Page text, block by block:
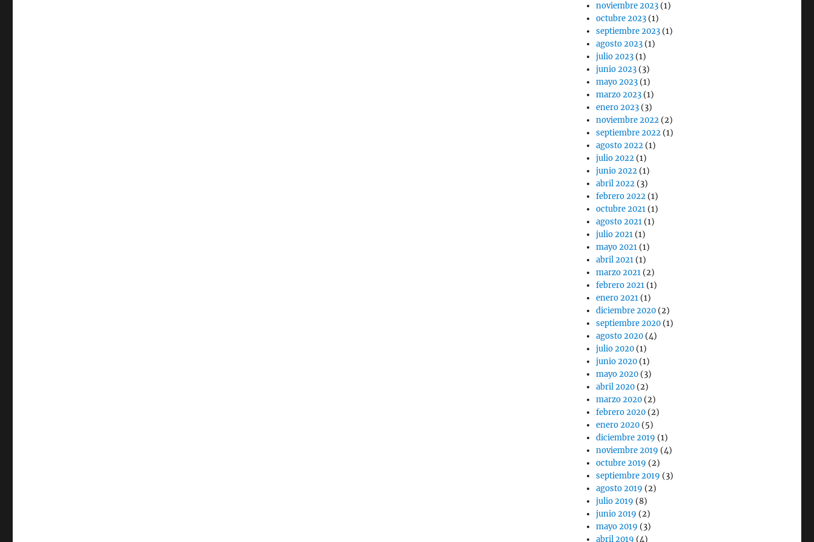
noviembre 2023 (1)
octubre 2023 (1)
septiembre 2023 (1)
agosto 2023 (1)
julio 2023 (1)
junio 2023 (3)
mayo 2023 (1)
marzo 2023 (1)
enero 2023 (3)
noviembre 2022 (2)
septiembre 2022 (1)
agosto 2022 (1)
julio 2022 (1)
junio 2022 (1)
abril 2022 (3)
febrero 2022 (1)
octubre 2021 (1)
agosto 2021 (1)
julio 2021 (1)
mayo 2021 (1)
abril 2021 (1)
marzo 2021 (2)
febrero 2021 (1)
enero 2021 (1)
diciembre 2020 (2)
septiembre 2020 (1)
agosto 2020 (4)
julio 2020 (1)
junio 2020 (1)
mayo 2020 (3)
abril 2020 (2)
marzo 2020 (2)
febrero 2020 (2)
enero 2020 (5)
diciembre 2019 (1)
noviembre 2019 (4)
octubre 2019 (2)
septiembre 2019 (3)
agosto 2019 (2)
julio 2019 (8)
junio 2019 (2)
mayo 2019 (3)
abril 2019 (4)